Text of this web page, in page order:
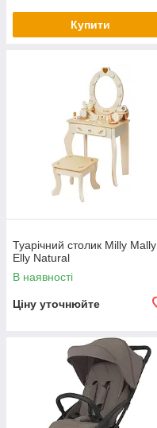
Купити
Туарічний столик Milly Mally
Elly Natural
В наявності
Ціну уточнюйте